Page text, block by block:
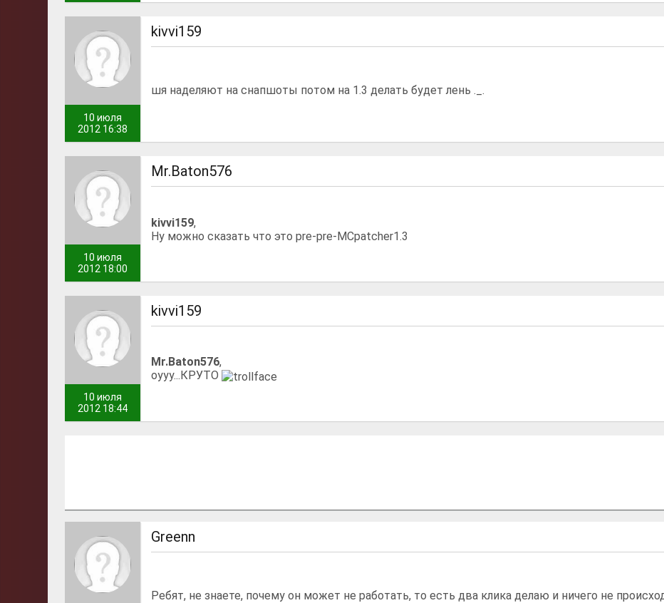
10 июля
2012 16:38
kivvi159
шя наделяют на снапшоты потом на 1.3 делать будет лень ._.
10 июля
2012 18:00
Mr.Baton576
kivvi159,
Ну можно сказать что это pre-pre-MCpatcher1.3
10 июля
2012 18:44
kivvi159
Mr.Baton576,
оууу...КРУТО
Greenn
Ребят, не знаете, почему он может не работать, то есть два клика делаю и ничего не